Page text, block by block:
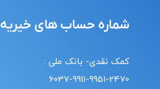
شماره حساب های خیریه
کمک نقدی- بانک ملی :
6037-9911-9951-2470